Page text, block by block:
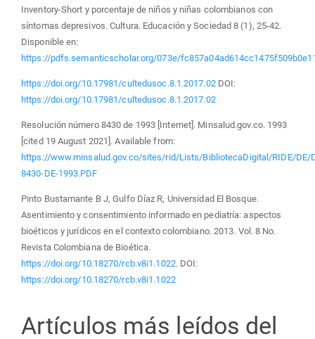
Inventory-Short y porcentaje de niños y niñas colombianos con
síntomas depresivos. Cultura. Educación y Sociedad 8 (1), 25-42.
Disponible en:
https://pdfs.semanticscholar.org/073e/
https://doi.org/10.17981/cultedusoc.8.1.2017.02DOI:
https://doi.org/10.17981/cultedusoc.8.1.2017.02
Resolución número 8430 de 1993 [Internet]. Minsalud.gov.co. 1993
[cited 19 August 2021]. Available from:
https://www.minsalud.gov.co/sites/rid/Lists/BibliotecaDigital/RIDE/DE/
8430-DE-1993.PDF
Pinto Bustamante B J, Gulfo Díaz R, Universidad El Bosque.
Asentimiento y consentimiento informado en pediatría: aspectos
bioéticos y jurídicos en el contexto colombiano. 2013. Vol. 8 No.
Revista Colombiana de Bioética.
https://doi.org/10.18270/rcb.v8i1.1022. DOI:
https://doi.org/10.18270/rcb.v8i1.1022
Artículos más leídos del